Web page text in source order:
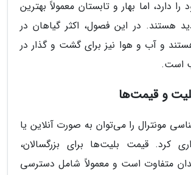
دارد، اما بهار و تابستان معمولاً بهترین
هستند. در این فصول، اکثر گیاهان در
و آب و هوا نیز برای گشت و گذار در
است.
و قیمت‌ها
مونترال را می‌توان به صورت آنلاین یا
کرد. قیمت بلیت‌ها برای بزرگسالان،
متفاوت است و معمولاً شامل دسترسی